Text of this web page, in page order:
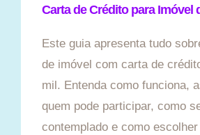
Carta de Crédito para Imóvel
Este guia apresenta tudo
de imóvel com carta de
mil. Entenda como funciona,
quem pode participar, como
contemplado e como